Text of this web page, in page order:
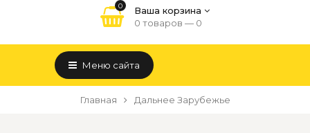
0
Ваша корзина
0 товаров — 0
Меню сайта
Главная Дальнее Зарубежье